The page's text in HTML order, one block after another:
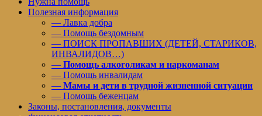
Полезная информация
— Лавка добра
— Помощь бездомным
— ПОИСК ПРОПАВШИХ (ДЕТЕЙ, СТАРИКОВ,
ИНВАЛИДОВ…)
— Помощь алкоголикам и наркоманам
— Помощь инвалидам
— Мамы и дети в трудной жизненной ситуации
— Помощь беженцам
Законы, постановления, документы